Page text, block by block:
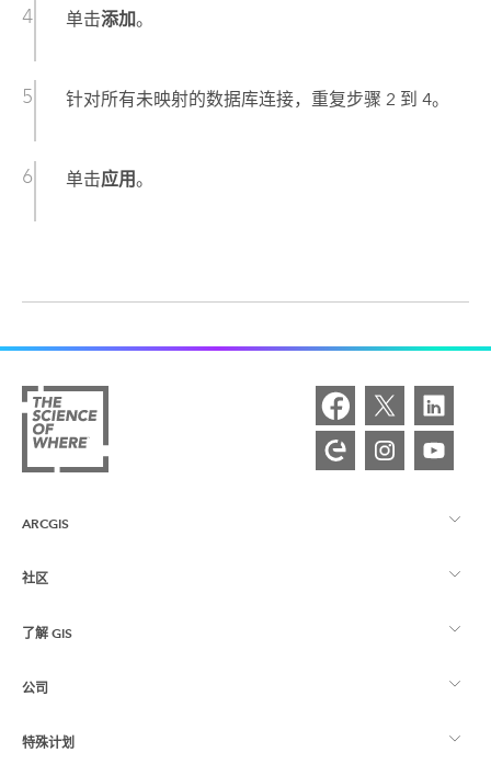
单击添加。
针对所有未映射的数据库连接，重复步骤 2 到 4。
单击应用。
ARCGIS
ArcGIS 概览
制图
社区
Esri 社区
ArcGIS 博客
了解 GIS
什么是 GIS？
位置智能
公司
关于 Esri
特殊计划